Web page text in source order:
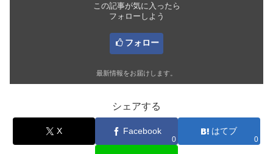
この記事が気に入ったら
フォローしよう
フォロー
最新情報をお届けします。
シェアする
X Facebook
0
はてブ
0